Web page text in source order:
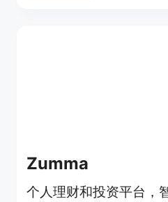
Zumma